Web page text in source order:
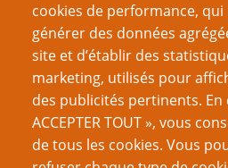
cookies de performance,
générer des données
site et d’établir des
marketing, utilisés pour
des publicités pertinents. En
ACCEPTER TOUT », vous
de tous les cookies. Vous
Pagination
Page
précédente
‹‹ 3
VOUS AIMEREZ AUSSI
(communiqué) Ouverture de
Roleplaying Games